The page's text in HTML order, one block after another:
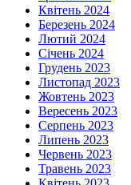
Квітень 2024
Березень 2024
Лютий 2024
Січень 2024
Грудень 2023
Листопад 2023
Жовтень 2023
Вересень 2023
Серпень 2023
Липень 2023
Червень 2023
Травень 2023